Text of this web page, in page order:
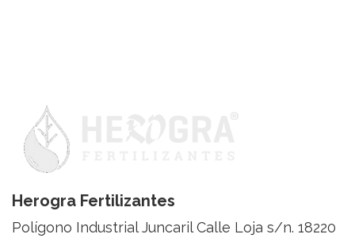
Herogra Fertilizantes
Polígono Industrial Juncaril Calle Loja s/n. 18220